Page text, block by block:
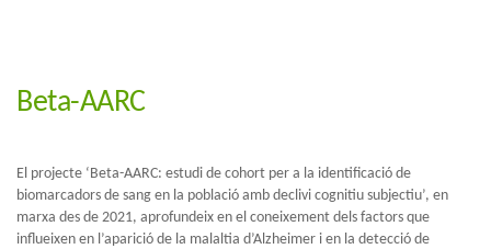
Beta-AARC
El projecte ‘Beta-AARC: estudi de cohort per a la identificació de
biomarcadors de sang en la població amb declivi cognitiu subjectiu’, en
marxa des de 2021, aprofundeix en el coneixement dels factors que
influeixen en l’aparició de la malaltia d’Alzheimer i en la detecció de